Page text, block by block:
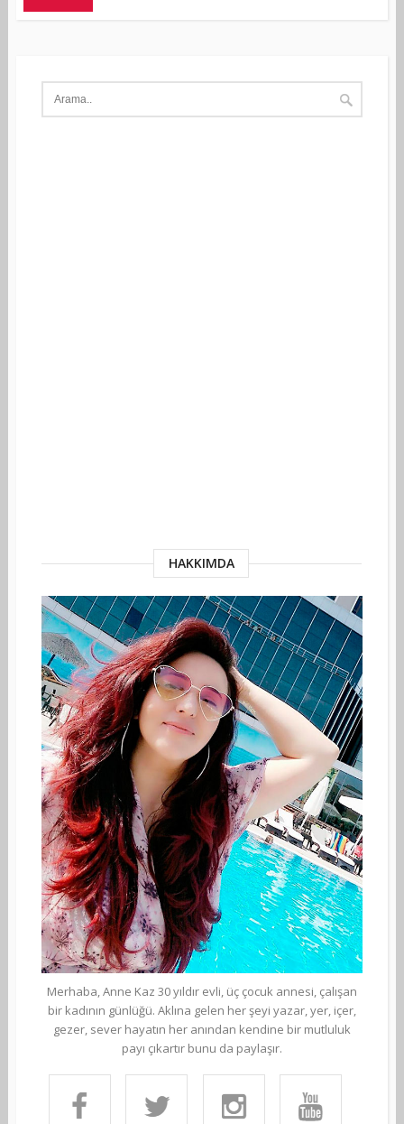
HAKKIMDA
Merhaba, Anne Kaz 30 yıldır evli, üç çocuk annesi, çalışan
bir kadının günlüğü. Aklına gelen her şeyi yazar, yer, içer,
gezer, sever hayatın her anından kendine bir mutluluk
payı çıkartır bunu da paylaşır.